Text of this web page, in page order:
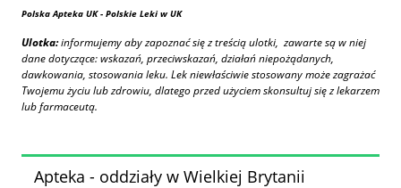
Polska Apteka UK- Polskie Leki w UK
Ulotka:informujemy aby zapoznać się z treścią ulotki, zawarte są w niej
dane dotyczące: wskazań, przeciwskazań, działań niepożądanych,
dawkowania, stosowania leku. Lek niewłaściwie stosowany może zagrażać
Twojemu życiu lub zdrowiu, dlatego przed użyciem skonsultuj się z lekarzem
lub farmaceutą.
Apteka - oddziały w Wielkiej Brytanii